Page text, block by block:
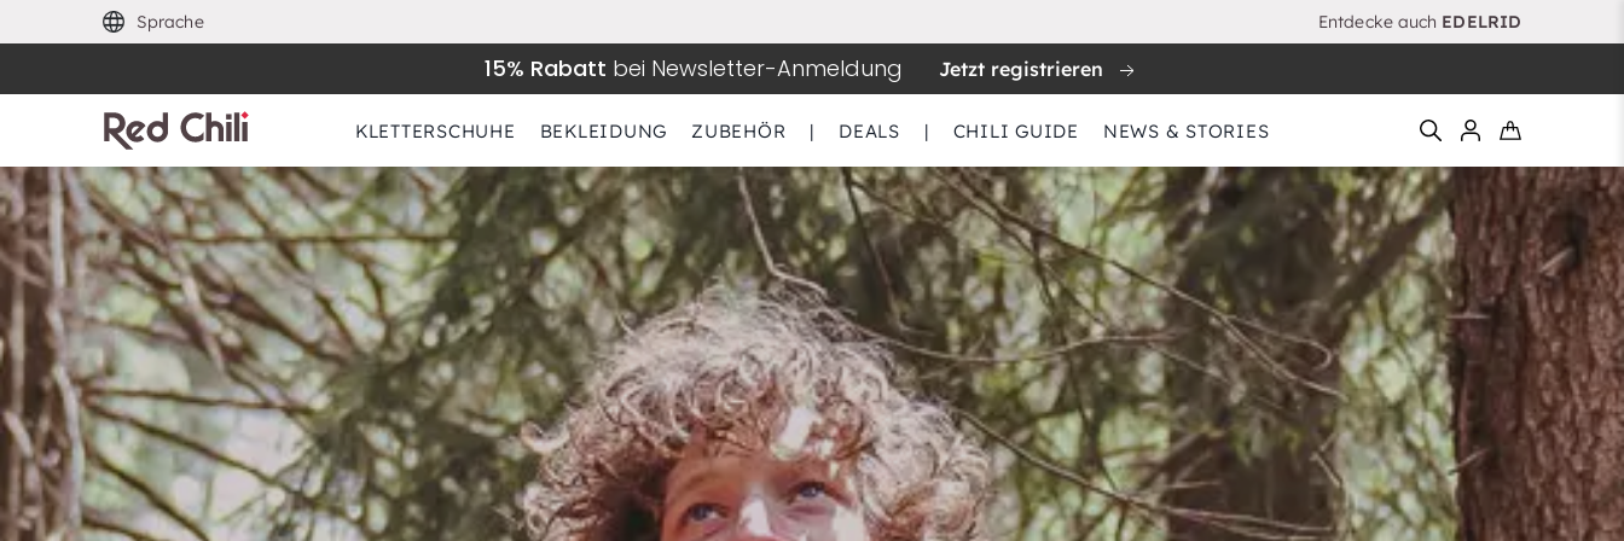
Sprache Entdecke auch EDELRID
15% Rabatt bei Newsletter-Anmeldung Jetzt registrieren
KLETTERSCHUHE BEKLEIDUNG ZUBEHÖR | DEALS | CHILI GUIDE NEWS & STORIES